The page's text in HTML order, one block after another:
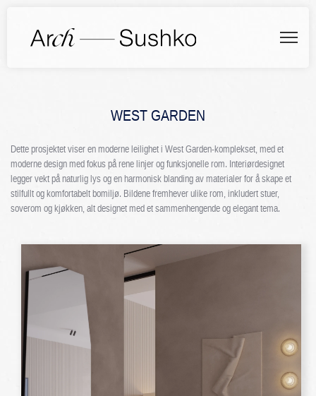
WEST GARDEN
Dette prosjektet viser en moderne leilighet i West Garden-komplekset, med et
moderne design med fokus på rene linjer og funksjonelle rom. Interiørdesignet
legger vekt på naturlig lys og en harmonisk blanding av materialer for å skape et
stilfullt og komfortabelt bomiljø. Bildene fremhever ulike rom, inkludert stuer,
soverom og kjøkken, alt designet med et sammenhengende og elegant tema.